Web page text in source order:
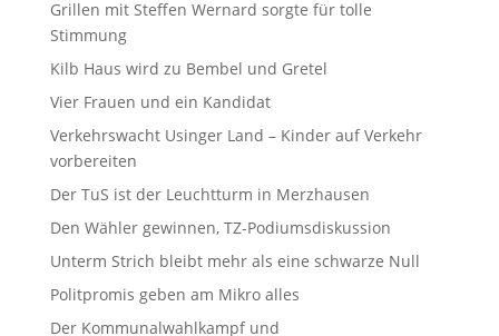
Grillen mit Steffen Wernard sorgte für tolle
Stimmung
Kilb Haus wird zu Bembel und Gretel
Vier Frauen und ein Kandidat
Verkehrswacht Usinger Land – Kinder auf Verkehr
vorbereiten
Der TuS ist der Leuchtturm in Merzhausen
Den Wähler gewinnen, TZ-Podiumsdiskussion
Unterm Strich bleibt mehr als eine schwarze Null
Politpromis geben am Mikro alles
Der Kommunalwahlkampf und